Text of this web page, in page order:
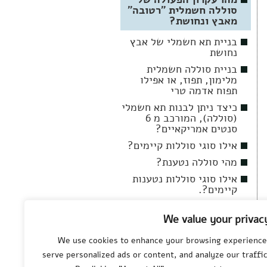
We value your
We use cookies to enhance your browsing
serve personalized ads or content, and analyze our
סוללה חשמלית "רטובה"
מאבץ ונחושת?
בניית תא חשמלי של אבץ
נחושת
בניית סוללה חשמלית
מלימון, תפוז, או אפילו
תפוח אדמה טרי
כיצד ניתן לבנות תא חשמלי
(סוללה), המורכב מ 6
סנטים אמריקאיים?
אילו סוגי סוללות קיימים?
מהי סוללה נטענת?
אילו סוגי סוללות נטענות
קיימים?.
פיתוחים מתקדמים בנושא
סוללות חשמליות?
מהו מצבר המכונית?